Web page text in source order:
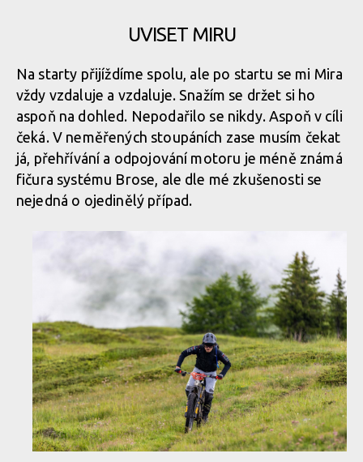
Report: ALLAROUND 2024 - třídenní etapák z Aosty do Aosty -
7600 metrů z kopce na 160 km
Report: ALLAROUND 2024 - třídenní etapák z Aosty do Aosty -
7600 metrů z kopce na 160 km
Report: ALLAROUND 2024 - třídenní etapák z Aosty do Aosty -
Report: ALLAROUND 2024 - třídenní etapák z Aosty do Aosty -
7600 metrů z kopce na 160 km
Report: ALLAROUND 2024 - třídenní etapák z Aosty do Aosty -
7600 metrů z kopce na 160 km
UVISET MIRU
Na starty přijíždíme spolu, ale po startu se mi Mira
vždy vzdaluje a vzdaluje. Snažím se držet si ho
aspoň na dohled. Nepodařilo se nikdy. Aspoň v cíli
čeká. V neměřených stoupáních zase musím čekat
já, přehřívání a odpojování motoru je méně známá
fičura systému Brose, ale dle mé zkušenosti se
nejedná o ojedinělý případ.